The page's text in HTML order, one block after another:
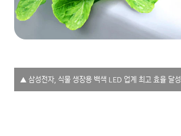
▲ 삼성전자, 식물 생장용 백색 LED 업계 최고 효율 달성